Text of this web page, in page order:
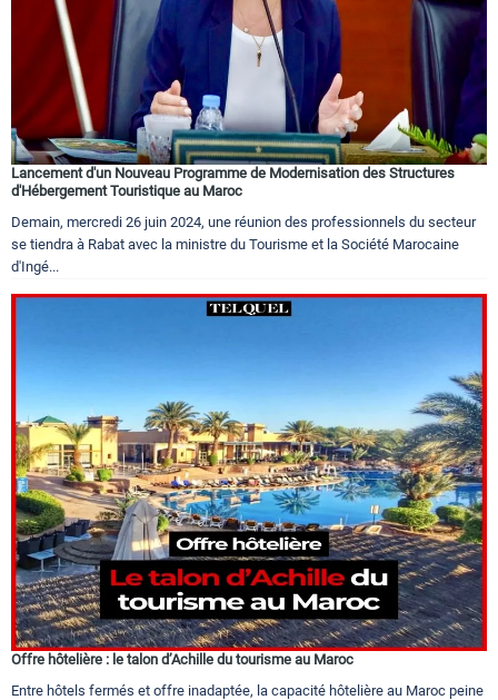
Lancement d'un Nouveau Programme de Modernisation des Structures
d'Hébergement Touristique au Maroc
Demain, mercredi 26 juin 2024, une réunion des professionnels du secteur
se tiendra à Rabat avec la ministre du Tourisme et la Société Marocaine
d'Ingé...
Offre hôtelière : le talon d’Achille du tourisme au Maroc
Entre hôtels fermés et offre inadaptée, la capacité hôtelière au Maroc peine